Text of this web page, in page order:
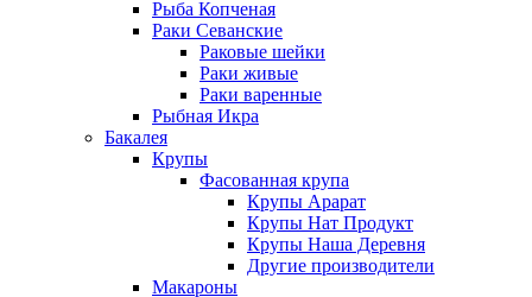
Рыба Копченая
Раки Севанские
Раковые шейки
Раки живые
Раки варенные
Рыбная Икра
Бакалея
Крупы
Фасованная крупа
Крупы Арарат
Крупы Нат Продукт
Крупы Наша Деревня
Другие производители
Макароны